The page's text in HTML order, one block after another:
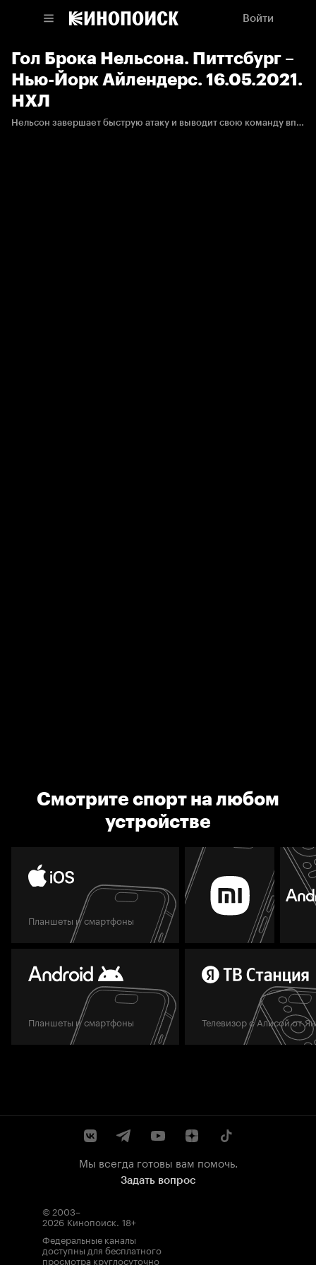
Войти
Гол Брока Нельсона. Питтсбург –
Нью-Йорк Айлендерс. 16.05.2021.
НХЛ
Нельсон завершает быструю атаку и выводит свою команду вперёд.
Смотрите спорт на любом
устройстве
Планшеты и смартфоны
Планшеты и смартфоны Телевизор с Алисой от
Мы всегда готовы вам помочь.
Задать вопрос
© 2003–
2026 Кинопоиск. 18+
Федеральные каналы
доступны для бесплатного
просмотра круглосуточно